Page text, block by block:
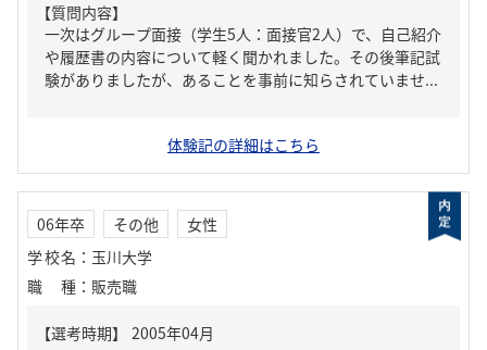
【質問内容】
一次はグループ面接（学生5人：面接官2人）で、自己紹介
や履歴書の内容について軽く聞かれました。その後筆記試
験がありましたが、あることを事前に知らされていませ...
体験記の詳細はこちら
06年卒 その他
女性
学校名 ： 玉川大学
職種 ： 販売職